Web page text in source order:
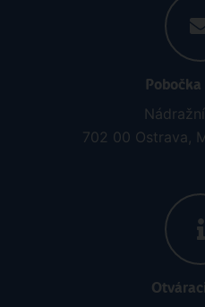
702 00 Ostrava,